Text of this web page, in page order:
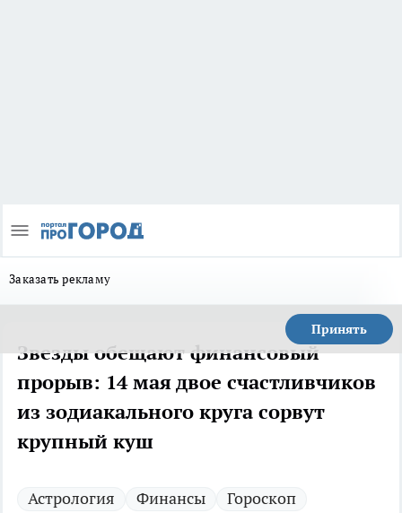
Заказать рекламу
Принять
Звезды обещают финансовый
прорыв: 14 мая двое счастливчиков
из зодиакального круга сорвут
крупный куш
Астрология Финансы
Гороскоп